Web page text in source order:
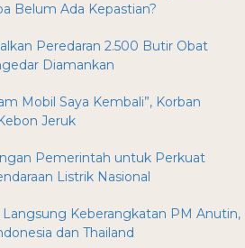
Belum Ada Kepastian?
Peredaran 2.500 Butir Obat
Diamankan
Mobil Saya Kembali”, Korban
Jeruk
Pemerintah untuk Perkuat
Listrik Nasional
Keberangkatan PM Anutin,
dan Thailand